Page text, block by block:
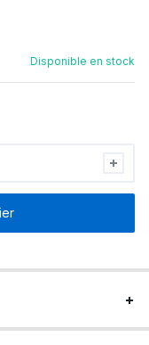
Disponible en stock